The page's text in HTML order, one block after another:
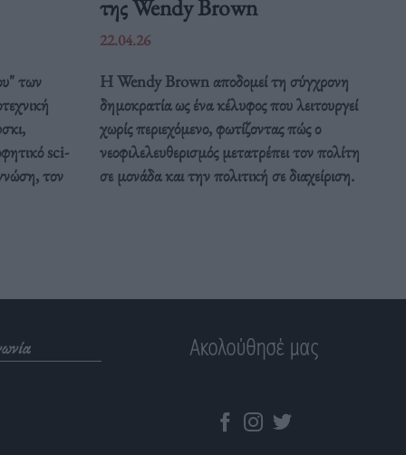
των
sci-
τον
της Wendy Brown
22.04.26
Η Wendy Brown αποδομεί τη σύγχρονη
δημοκρατία ως ένα κέλυφος που λειτουργεί
χωρίς περιεχόμενο, φωτίζοντας πώς ο
νεοφιλελευθερισμός μετατρέπει τον πολίτη
σε μονάδα και την πολιτική σε διαχείριση.
Ακολούθησέ μας